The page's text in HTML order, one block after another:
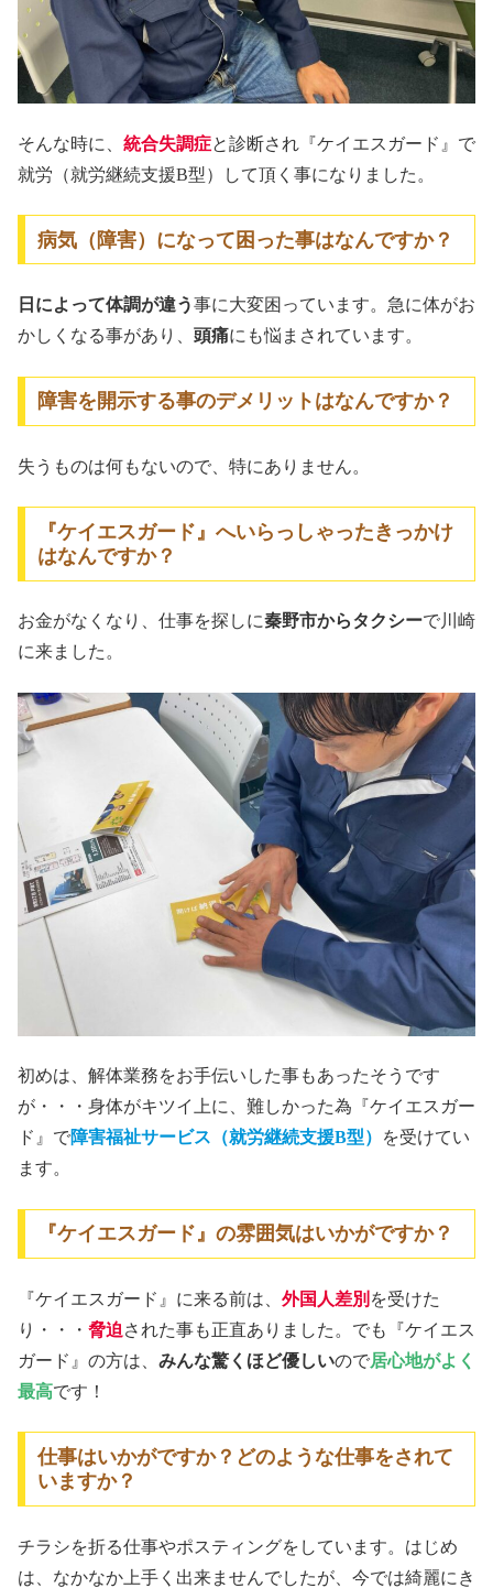
そんな時に、 統合失調症と診断され『ケイエスガード』で
就労（就労継続支援B型）して頂く事になりました。
病気（障害）になって困った事はなんですか？
日によって体調が違う事に大変困っています。急に体がお
かしくなる事があり、 頭痛にも悩まされています。
障害を開示する事のデメリットはなんですか？
失うものは何もないので、特にありません。
『ケイエスガード』へいらっしゃったきっかけ
はなんですか？
お金がなくなり、仕事を探しに秦野市からタクシーで川崎
に来ました。
初めは、解体業務をお手伝いした事もあったそうです
が・・・身体がキツイ上に、難しかった為『ケイエスガー
ド』で障害福祉サービス（就労継続支援B型）
を受けてい
ます。
『ケイエスガード』の雰囲気はいかがですか？
『ケイエスガード』に来る前は、 外国人差別 を受けた
り・・・ 脅迫 された事も正直ありました。でも『ケイエス
ガード』の方は、 みんな驚くほど優しいので居心地がよく
最高です！
仕事はいかがですか？どのような仕事をされて
いますか？
チラシを折る仕事やポスティングをしています。はじめ
は、なかなか上手く出来ませんでしたが、今では綺麗にき